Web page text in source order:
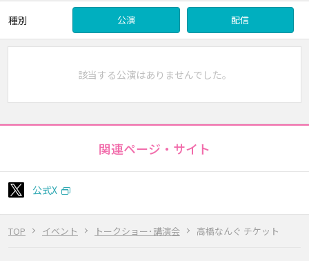
TOP イベント トークショー･講演会 高橋なんぐ チケット
種別 公演 配信
該当する公演はありませんでした。
関連ページ・サイト
公式X